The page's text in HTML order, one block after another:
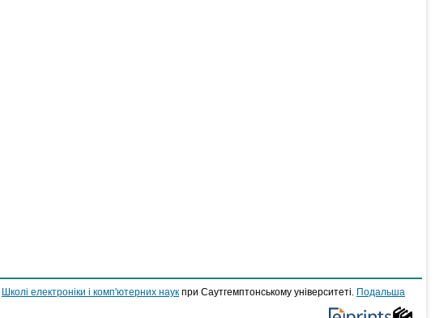
Школі електроніки і комп'ютерних наук при Саутгемптонському університеті.
Подальша